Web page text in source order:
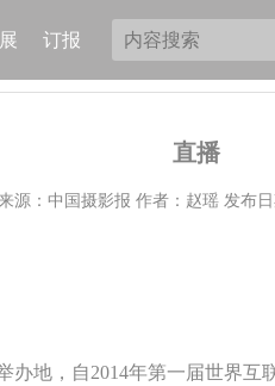
订报
直播
来源：中国摄影报 作者：赵瑶 发布
地，自2014年第一届世界